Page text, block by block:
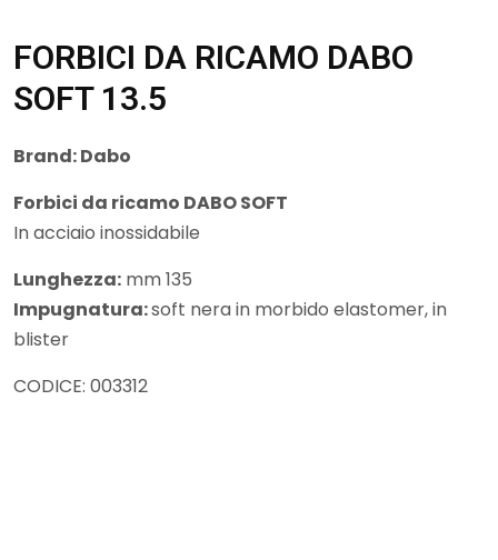
FORBICI DA RICAMO DABO
SOFT 13.5
Brand:Dabo
Forbici da ricamo DABO SOFT
In acciaio inossidabile
Lunghezza: mm 135
Impugnatura:soft nera in morbido elastomer, in
blister
CODICE: 003312